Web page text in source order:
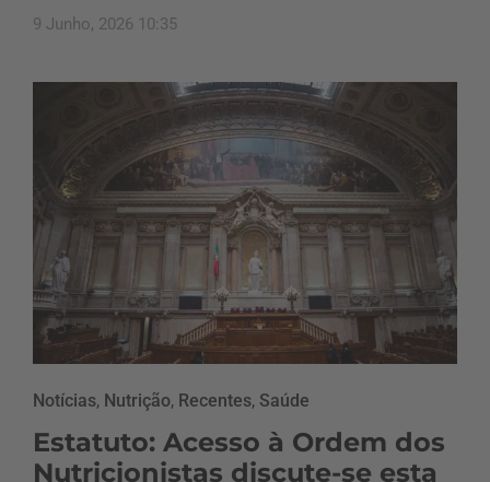
9 Junho, 2026 10:35
Notícias, Nutrição, Recentes, Saúde
Estatuto: Acesso à Ordem dos
Nutricionistas discute-se esta